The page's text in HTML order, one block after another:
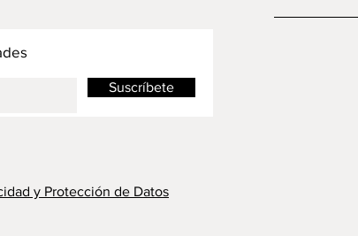
Suscríbete
y Protección de Datos